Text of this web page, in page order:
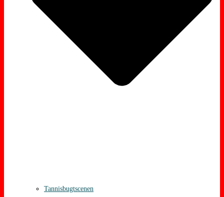
Tannisbugtscenen